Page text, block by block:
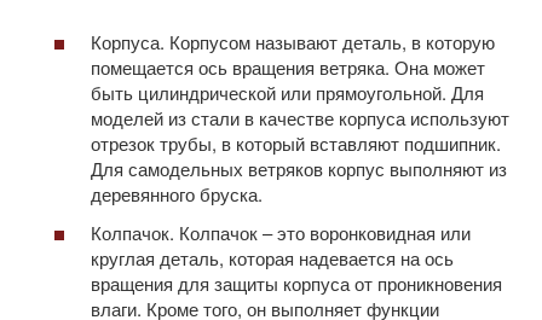
Корпуса. Корпусом называют деталь, в которую
помещается ось вращения ветряка. Она может
быть цилиндрической или прямоугольной. Для
моделей из стали в качестве корпуса используют
отрезок трубы, в который вставляют подшипник.
Для самодельных ветряков корпус выполняют из
деревянного бруска.
Колпачок. Колпачок – это воронковидная или
круглая деталь, которая надевается на ось
вращения для защиты корпуса от проникновения
влаги. Кроме того, он выполняет функции